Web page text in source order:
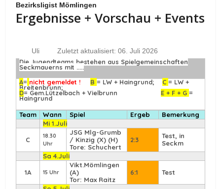
Bezirksligist Mömlingen
Ergebnisse + Vorschau + Events
Uli
Zuletzt aktualisiert: 06. Juli 2026
Die Jugendteams bestehen aus Spielgemeinschaften
Seckmauerns mit .....
A= nicht gemeldet ! B = LW + Haingrund;C = LW +
Breitenbrunn;
D= Gem.Lützelbach + Vielbrunn E + F + G =
Haingrund
Team Wann Spiel Ergeb
Bemerkung
Mi 1.Juli
C
18.30
Uhr
JSG Mlg-Grumb
/ Kinzig (X) (H)
Tore: Schuchert
2:3
Test, in
Seckm
Sa 4.Juli
1A 15 Uhr
Vikt.Mömlingen
(A)
Tor: Max Raitz
6:1 Test